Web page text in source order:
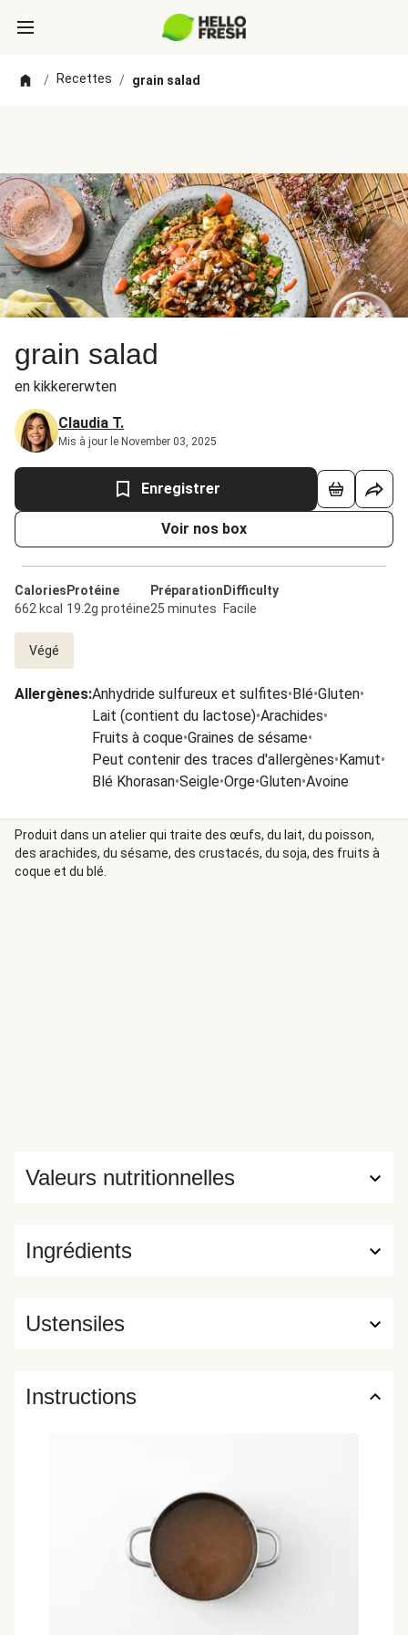
/ Recettes / grain salad
grain salad
en kikkererwten
Claudia T.
Mis à jour le November 03, 2025
Enregistrer
Voir nos box
Calories
662 kcal
Protéine
19.2g protéine
Préparation
25 minutes
Difficulty
Facile
Végé
Allergènes:Anhydride sulfureux et sulfites•Blé•Gluten•
Lait (contient du lactose)•Arachides•
Fruits à coque•Graines de sésame•
Peut contenir des traces d'allergènes•Kamut•
Blé Khorasan•Seigle•Orge•Gluten•Avoine
Produit dans un atelier qui traite des œufs, du lait, du poisson,
des arachides, du sésame, des crustacés, du soja, des fruits à
coque et du blé.
Ingrédients
Valeurs nutritionnelles
Ustensiles
Instructions